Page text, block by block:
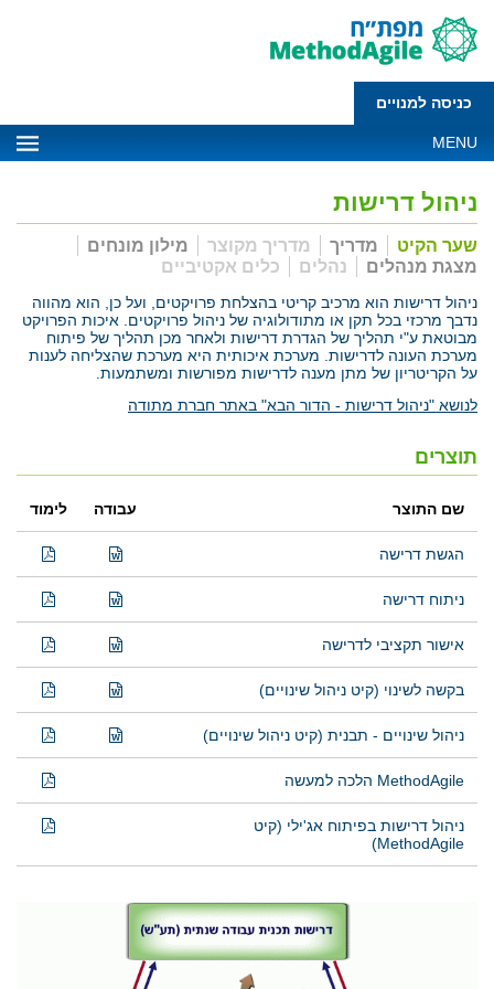
כניסה למנויים
MENU
ניהול דרישות
שער הקיט מדריך מדריך מקוצר
מילון מונחים
מצגת מנהלים
נהלים כלים אקטיביים
ניהול דרישות הוא מרכיב קריטי בהצלחת פרויקטים, ועל כן, הוא מהווה
נדבך מרכזי בכל תקן או מתודולוגיה של ניהול פרויקטים. איכות הפרויקט
מבוטאת ע"י תהליך של הגדרת דרישות ולאחר מכן תהליך של פיתוח
מערכת העונה לדרישות. מערכת איכותית היא מערכת שהצליחה לענות
על הקריטריון של מתן מענה לדרישות מפורשות ומשתמעות.
לנושא "ניהול דרישות - הדור הבא" באתר חברת מתודה
תוצרים
שם התוצר עבודה לימוד
הגשת דרישה
ניתוח דרישה
אישור תקציבי לדרישה
בקשה לשינוי (קיט ניהול שינויים)
ניהול שינויים - תבנית (קיט ניהול שינויים)
MethodAgile הלכה למעשה
ניהול דרישות בפיתוח אג'ילי (קיט
MethodAgile)